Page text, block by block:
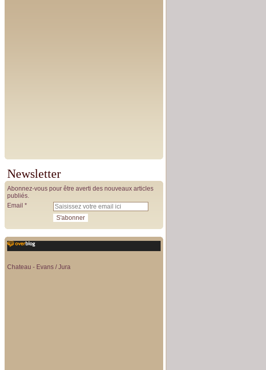
Newsletter
Abonnez-vous pour être averti des nouveaux articles
publiés.
Email
Chateau - Evans / Jura